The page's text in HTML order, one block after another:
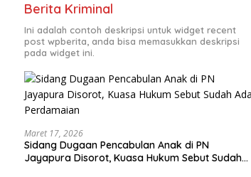
Berita Kriminal
Ini adalah contoh deskripsi untuk widget recent
post wpberita, anda bisa memasukkan deskripsi
pada widget ini.
Maret 17, 2026
Sidang Dugaan Pencabulan Anak di PN
Jayapura Disorot, Kuasa Hukum Sebut Sudah